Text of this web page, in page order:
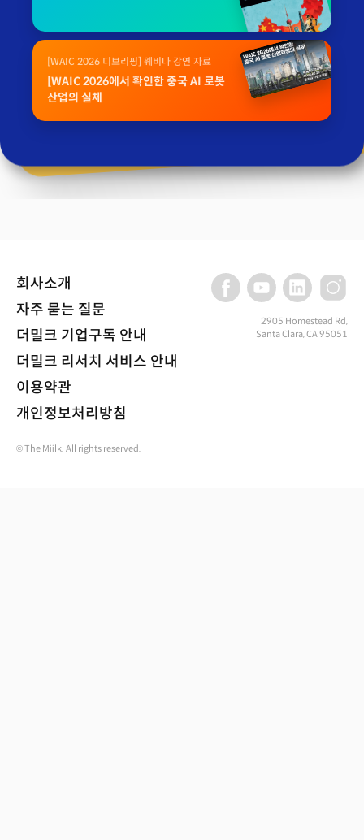
[WAIC 2026 디브리핑] 웨비나 강연 자료
[WAIC 2026에서 확인한 중국 AI 로봇
산업의 실체
회사소개
자주 묻는 질문
더밀크 기업구독 안내
더밀크 리서치 서비스 안내
이용약관
개인정보처리방침
2905 Homestead Rd,
Santa Clara, CA 95051
© The Miilk. All rights reserved.